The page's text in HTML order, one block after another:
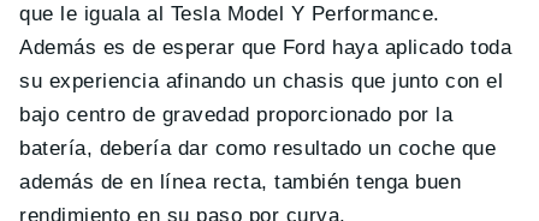
que le iguala al Tesla Model Y Performance.
Además es de esperar que Ford haya aplicado toda
su experiencia afinando un chasis que junto con el
bajo centro de gravedad proporcionado por la
batería, debería dar como resultado un coche que
además de en línea recta, también tenga buen
rendimiento en su paso por curva.